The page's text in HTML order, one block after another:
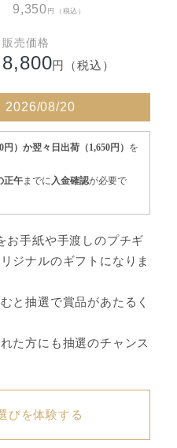
9,350 円（税込）
販売価格
8,800円（税込）
2026/08/20
）か翌々日出荷（1,650円） を
正午までに入金確認が必要で
びを体験する
お手紙や手渡しのプチギ
ジナルのギフトになりま
と抽選で賞品があたるく
た方にも抽選のチャンス